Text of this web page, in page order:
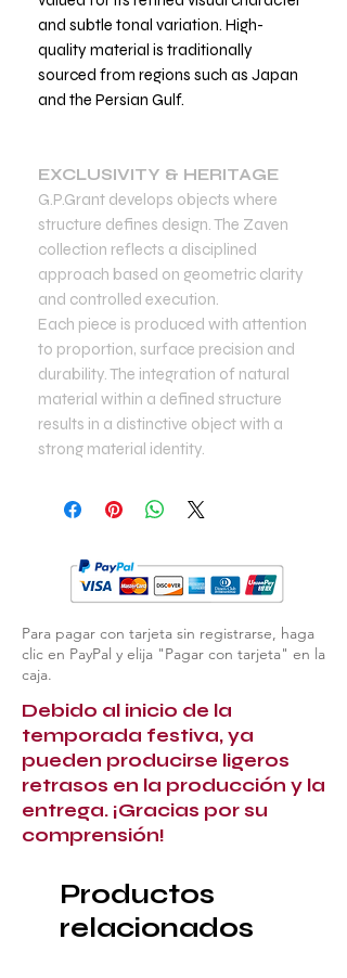
and subtle tonal variation. High-
quality material is traditionally
sourced from regions such as Japan
and the Persian Gulf.
EXCLUSIVITY & HERITAGE
G.P.Grant develops objects where
structure defines design. The Zaven
collection reflects a disciplined
approach based on geometric clarity
and controlled execution.
Each piece is produced with attention
to proportion, surface precision and
durability. The integration of natural
material within a defined structure
results in a distinctive object with a
strong material identity.
Para pagar con tarjeta sin registrarse, haga
clic en PayPal y elija "Pagar con tarjeta" en la
caja.
Debido al inicio de la
temporada festiva, ya
pueden producirse ligeros
retrasos en la producción y la
entrega. ¡Gracias por su
comprensión!
Productos
relacionados